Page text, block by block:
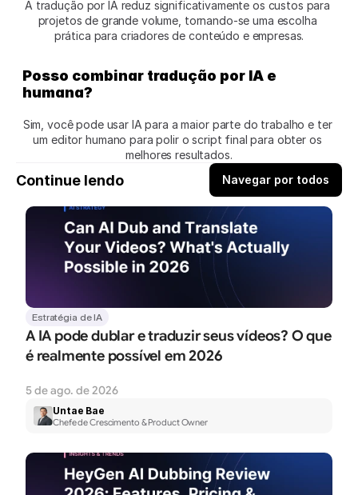
A tradução por IA reduz significativamente os custos para
projetos de grande volume, tornando-se uma escolha
prática para criadores de conteúdo e empresas.
Posso combinar tradução por IA e
humana?
Sim, você pode usar IA para a maior parte do trabalho e ter
um editor humano para polir o script final para obter os
melhores resultados.
Continue lendo Navegar por todos
Estratégia de IA
A IA pode dublar e traduzir seus vídeos? O que
é realmente possível em 2026
5 de ago. de 2026
Untae Bae
Chefe de Crescimento & Product Owner